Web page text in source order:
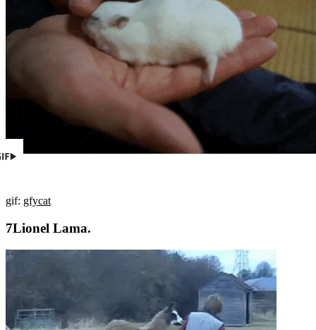
gif: gfycat
Lionel Lama.